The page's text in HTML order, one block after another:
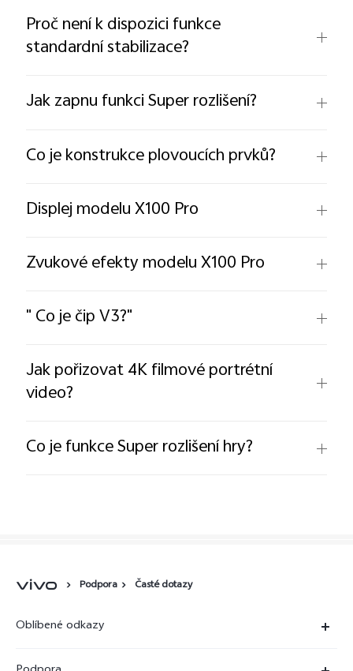
Proč není k dispozici funkce
standardní stabilizace?
Jak zapnu funkci Super rozlišení?
Co je konstrukce plovoucích prvků?
Displej modelu X100 Pro
Zvukové efekty modelu X100 Pro
" Co je čip V3?"
Jak pořizovat 4K filmové portrétní
video?
Co je funkce Super rozlišení hry?
Podpora Časté dotazy
Oblíbené odkazy